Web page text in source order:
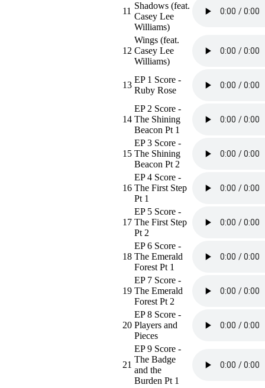
11
Shadows (feat.
Casey Lee
Williams)
12
Wings (feat.
Casey Lee
Williams)
13
EP 1 Score -
Ruby Rose
14
EP 2 Score -
The Shining
Beacon Pt 1
15
EP 3 Score -
The Shining
Beacon Pt 2
16
EP 4 Score -
The First Step
Pt 1
17
EP 5 Score -
The First Step
Pt 2
18
EP 6 Score -
The Emerald
Forest Pt 1
19
EP 7 Score -
The Emerald
Forest Pt 2
20
EP 8 Score -
Players and
Pieces
21
EP 9 Score -
The Badge
and the
Burden Pt 1